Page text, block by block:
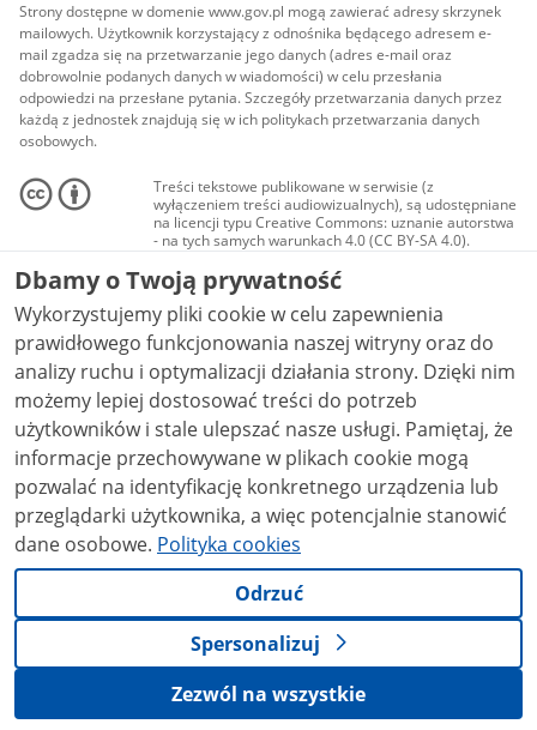
Strony dostępne w domenie www.gov.pl mogą zawierać adresy skrzynek
mailowych. Użytkownik korzystający z odnośnika będącego adresem e-
mail zgadza się na przetwarzanie jego danych (adres e-mail oraz
dobrowolnie podanych danych w wiadomości) w celu przesłania
odpowiedzi na przesłane pytania. Szczegóły przetwarzania danych przez
każdą z jednostek znajdują się w ich politykach przetwarzania danych
osobowych.
Treści tekstowe publikowane w serwisie (z
wyłączeniem treści audiowizualnych), są udostępniane
na licencji typu Creative Commons: uznanie autorstwa
- na tych samych warunkach 4.0 (CC BY-SA 4.0).
Materiały audiowizualne, w tym zdjęcia, materiały
audio i wideo, są udostępniane na licencji typu
Creative Commons: uznanie autorstwa użycie
niekomercyjne - bez utworów zależnych 4.0 (CC BY-
NC-ND 4.0), o ile nie jest to stwierdzone inaczej.
Dbamy o Twoją prywatność
Wykorzystujemy pliki cookie w celu zapewnienia
prawidłowego funkcjonowania naszej witryny oraz do
analizy ruchu i optymalizacji działania strony. Dzięki nim
możemy lepiej dostosować treści do potrzeb
użytkowników i stale ulepszać nasze usługi. Pamiętaj, że
informacje przechowywane w plikach cookie mogą
pozwalać na identyfikację konkretnego urządzenia lub
przeglądarki użytkownika, a więc potencjalnie stanowić
dane osobowe. Polityka cookies
Odrzuć
Spersonalizuj
Zezwól na wszystkie